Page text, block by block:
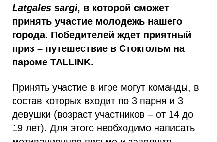
Latgales sargi, в которой сможет
принять участие молодежь нашего
города. Победителей ждет приятный
приз – путешествие в Стокгольм на
пароме TALLINK.
Принять участие в игре могут команды, в
состав которых входит по 3 парня и 3
девушки (возраст участников – от 14 до
19 лет). Для этого необходимо написать